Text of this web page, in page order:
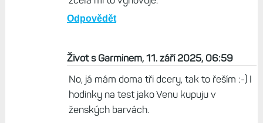
nemuze byt skutecnosti. Brutal co z toho
udelali
Život s Garminem, 11. září 2025, 07:00
Na iPhone instaluju nový iOS ideálně tak po
roce. iPad mám naštěstí starý, takže tam